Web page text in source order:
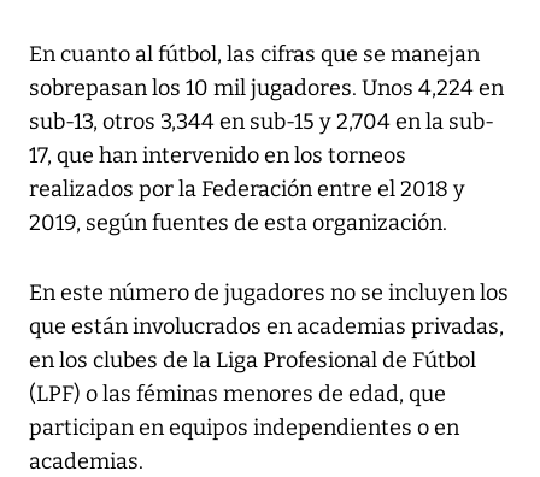
En cuanto al fútbol, las cifras que se manejan
sobrepasan los 10 mil jugadores. Unos 4,224 en
sub-13, otros 3,344 en sub-15 y 2,704 en la sub-
17, que han intervenido en los torneos
realizados por la Federación entre el 2018 y
2019, según fuentes de esta organización.
En este número de jugadores no se incluyen los
que están involucrados en academias privadas,
en los clubes de la Liga Profesional de Fútbol
(LPF) o las féminas menores de edad, que
participan en equipos independientes o en
academias.